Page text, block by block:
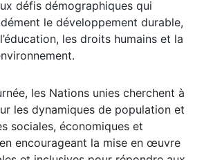
défis démographiques qui
le développement durable,
les droits humains et la
les Nations unies cherchent à
les dynamiques de population et
sociales, économiques et
encourageant la mise en œuvre